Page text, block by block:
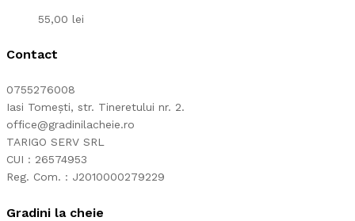
55,00 lei
Contact
0755276008
Iasi Tomești, str. Tineretului nr. 2.
office@gradinilacheie.ro
TARIGO SERV SRL
CUI : 26574953
Reg. Com. : J2010000279229
Gradini la cheie